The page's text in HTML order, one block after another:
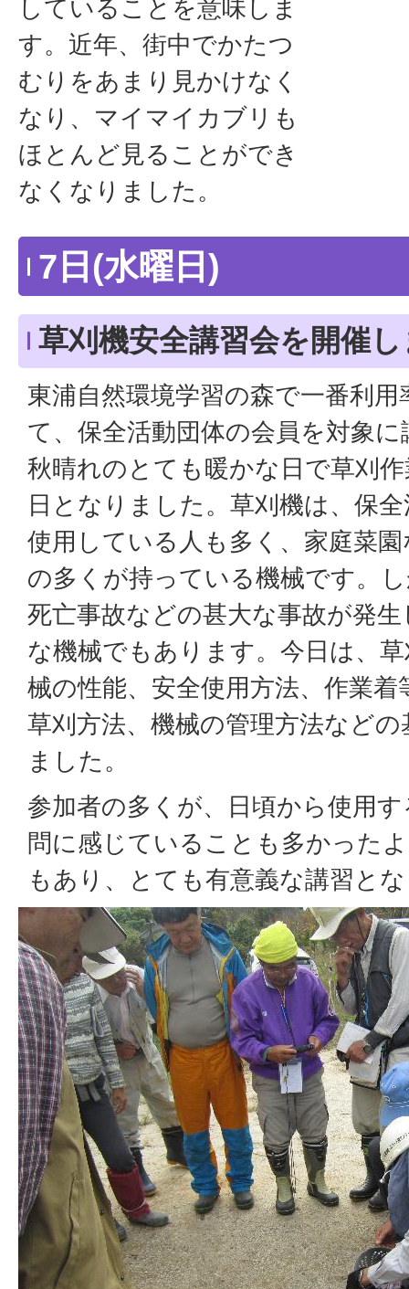
していることを意味しま
す。近年、街中でかたつ
むりをあまり見かけなく
なり、マイマイカブリも
ほとんど見ることができ
なくなりました。
7日(水曜日)
草刈機安全講習会を開催
東浦自然環境学習の森で一番利
て、保全活動団体の会員を対象
秋晴れのとても暖かな日で草刈
日となりました。草刈機は、保
使用している人も多く、家庭菜
の多くが持っている機械です。
死亡事故などの甚大な事故が発
な機械でもあります。今日は、
械の性能、安全使用方法、作業
草刈方法、機械の管理方法など
ました。
参加者の多くが、日頃から使用
問に感じていることも多かった
もあり、とても有意義な講習と